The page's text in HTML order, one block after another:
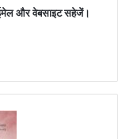
ईमेल और वेबसाइट सहेजें।